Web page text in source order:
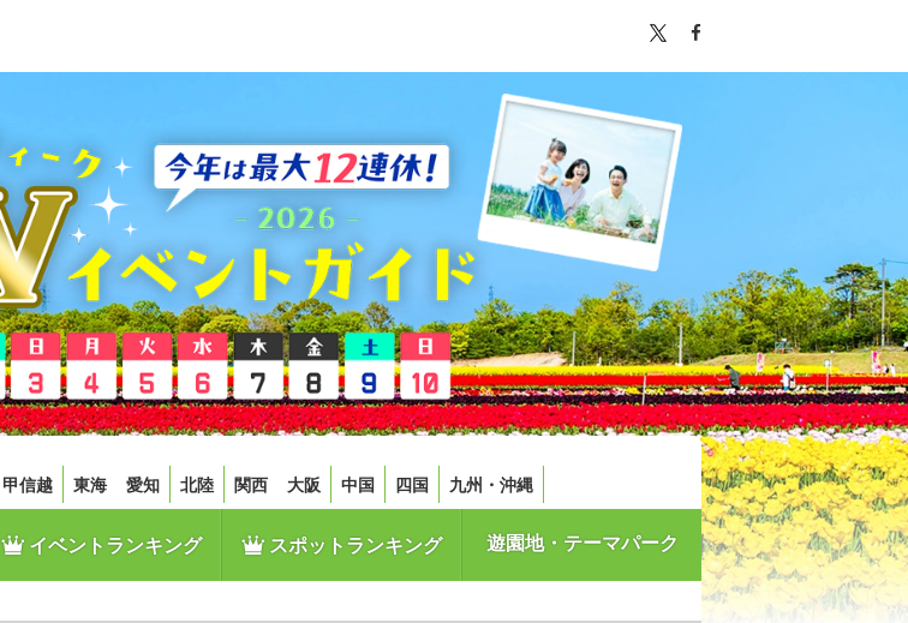
甲信越 東海 愛知 北陸 関西 大阪 中国 四国 九州・沖縄
イベントランキング スポットランキング 遊園地・テーマパーク